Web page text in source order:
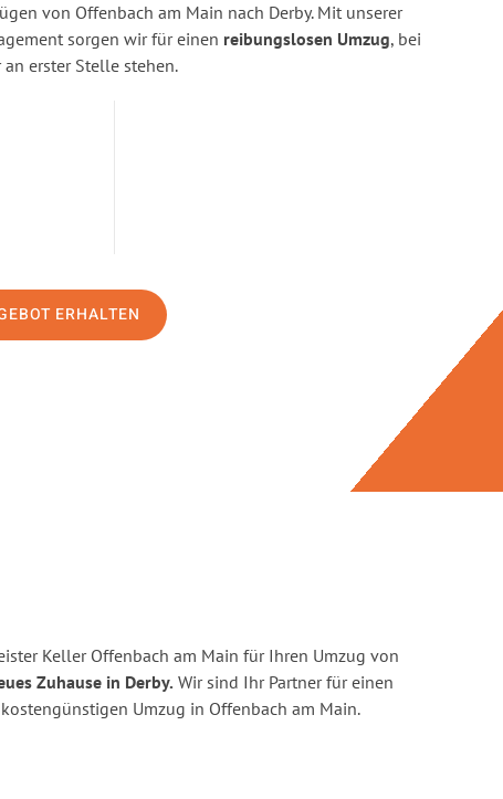
von Offenbach am Main nach Derby. Mit unserer
sorgen wir für einen reibungslosen Umzug, bei
erster Stelle stehen.
ERHALTEN
Keller Offenbach am Main für Ihren Umzug von
Zuhause in Derby. Wir sind Ihr Partner für einen
Umzug in Offenbach am Main.